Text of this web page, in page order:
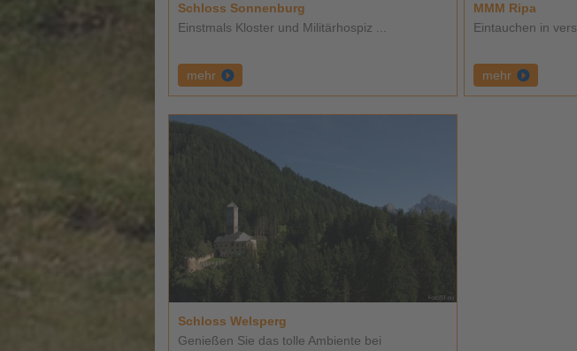
Schloss Sonnenburg
Einstmals Kloster und Militärhospiz ...
mehr
MMM Ripa
Eintauchen in
mehr
Schloss Welsperg
Genießen Sie das tolle Ambiente bei